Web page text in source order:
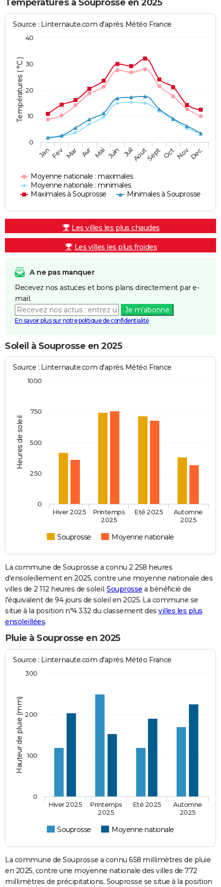
Températures à Souprosse en 2025
Températures ( °C )
Source : Linternaute.com d'après Météo France
Moyenne nationale : maximales
Moyenne nationale : minimales
Maximales à Souprosse
Minimales à Souprosse
JanFev Mar Avr Mai Juin JuilAoutSept OctNovDec
0
10
20
30
40
Les villes les plus chaudes
Les villes les plus froides
A ne pas manquer
Recevez nos astuces et bons plans directement par e-
mail.
Je m'abonne
En savoir plus sur notre politique de confidentialité
Soleil à Souprosse en 2025
Heures de soleil
Source : Linternaute.com d'après Météo France
Souprosse Moyenne nationale
Hiver 2025
Printemps
2025
Eté 2025
Automne
2025
0
250
500
750
1000
La commune de Souprosse a connu 2 258 heures
d'ensoleillement en 2025, contre une moyenne nationale des
villes de 2 112 heures de soleil. Souprosse a bénéficié de
l'équivalent de 94 jours de soleil en 2025. La commune se
situe à la position n°4 332 du classement des villes les plus
ensoleillées.
Pluie à Souprosse en 2025
Hauteur de pluie (mm)
Source : Linternaute.com d'après Météo France
Souprosse Moyenne nationale
Hiver 2025
Printemps
2025
Eté 2025
Automne
2025
0
100
200
300
La commune de Souprosse a connu 658 millimètres de pluie
en 2025, contre une moyenne nationale des villes de 772
millimètres de précipitations. Souprosse se situe à la position